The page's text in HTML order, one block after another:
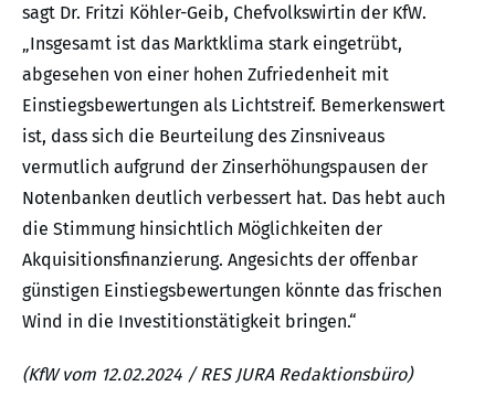
sagt Dr. Fritzi Köhler-Geib, Chefvolkswirtin der KfW.
„Insgesamt ist das Marktklima stark eingetrübt,
abgesehen von einer hohen Zufriedenheit mit
Einstiegsbewertungen als Lichtstreif. Bemerkenswert
ist, dass sich die Beurteilung des Zinsniveaus
vermutlich aufgrund der Zinserhöhungspausen der
Notenbanken deutlich verbessert hat. Das hebt auch
die Stimmung hinsichtlich Möglichkeiten der
Akquisitionsfinanzierung. Angesichts der offenbar
günstigen Einstiegsbewertungen könnte das frischen
Wind in die Investitionstätigkeit bringen.“
(KfW vom 12.02.2024 / RES JURA Redaktionsbüro)